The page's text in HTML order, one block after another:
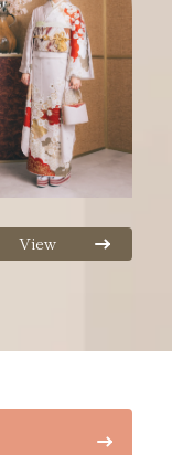
View